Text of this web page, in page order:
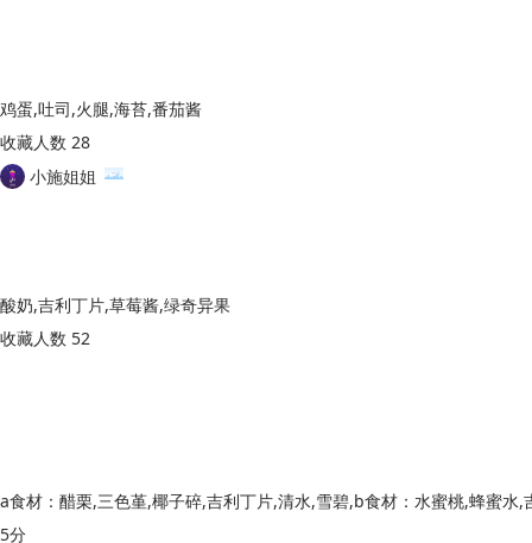
鸡蛋,吐司,火腿,海苔,番茄酱
收藏人数 28
小施姐姐
酸奶,吉利丁片,草莓酱,绿奇异果
收藏人数 52
5分